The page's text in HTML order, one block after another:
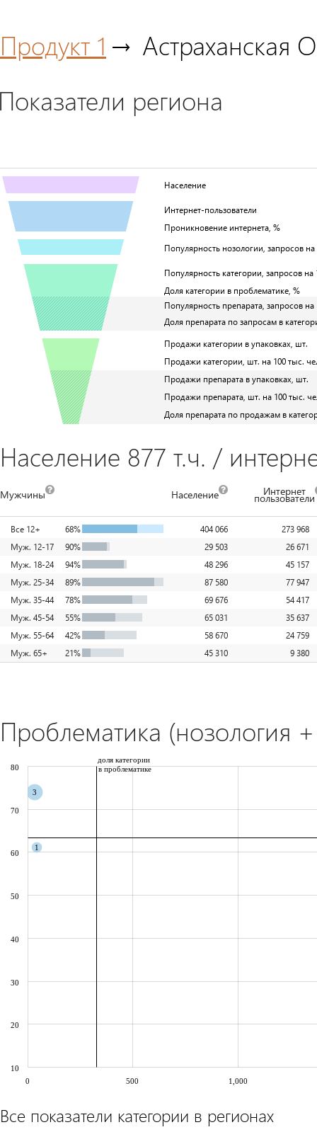
Продукт 1
Астраханская
региона
Население
Интернет-пользователи
Проникновение интернета, %
Популярность нозологии, запросов на
Популярность категории, запросов на
Доля категории в проблематике, %
Популярность препарата, запросов на
Доля препарата по запросам в
Продажи категории в упаковках, шт.
Продажи категории, шт. на 100 тыс.
Продажи препарата в упаковках, шт.
Продажи препарата, шт. на 100 тыс.
Доля препарата по продажам в
Население 877 т.ч. /
Мужчины Население Интернет
пользователи
Все 12+ 68% 404 066
273 968
Муж. 12-17
90% 29 503
26 671
Муж. 18-24
94% 48 296
45 157
Муж. 25-34
89% 87 580
77 947
Муж. 35-44
78% 69 676
54 417
Муж. 45-54
55% 65 031
35 637
Муж. 55-64
42% 58 670
24 759
Муж. 65+
21% 45 310 9 380
Проблематика (нозология +
1
3
10
20
30
40
50
60
70
80
доля категории
в проблематике
0 500 1,000
Все показатели категории в регионах